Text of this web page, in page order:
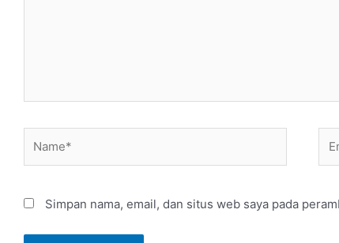
Simpan nama, email, dan situs web saya pada